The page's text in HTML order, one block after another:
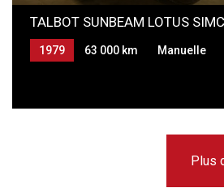
TALBOT SUNBEAM LOTUS
1979 63 000 km Manuelle
Plus